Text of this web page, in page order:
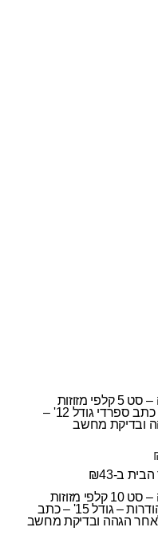
קלפי מזוזה – סט 5 קלפי מזוזות
מהודרת – כתב ספרדי גודל 12' –
ובדיקת מחשב
ב-₪43
קלפי מזוזה – סט 10 קלפי מזוזות
גדולות ומהודרות – גודל 15' – כתב
הגהה ובדיקת מחשב